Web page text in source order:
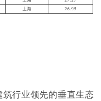
行业领先的垂直生态